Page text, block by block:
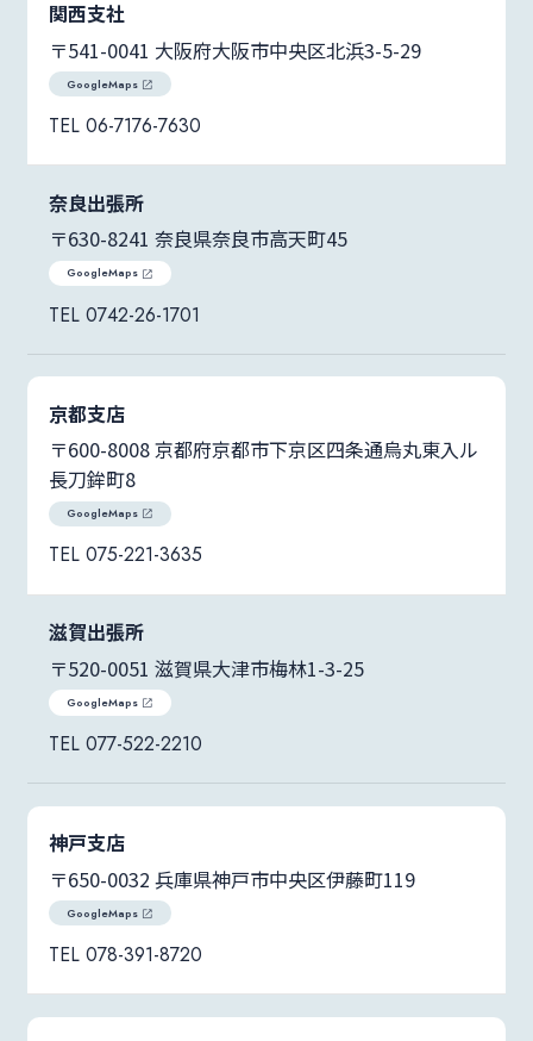
関西支社
〒541-0041 大阪府大阪市中央区北浜3-5-29
GoogleMaps
06-7176-7630
奈良出張所
〒630-8241 奈良県奈良市高天町45
GoogleMaps
0742-26-1701
京都支店
〒600-8008 京都府京都市下京区四条通烏丸東入ル
長刀鉾町8
GoogleMaps
075-221-3635
滋賀出張所
〒520-0051 滋賀県大津市梅林1-3-25
GoogleMaps
077-522-2210
神戸支店
〒650-0032 兵庫県神戸市中央区伊藤町119
GoogleMaps
078-391-8720